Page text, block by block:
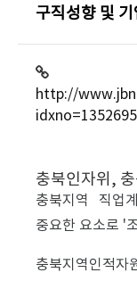
구직성향 및
http://
idxno=1352695
충북인자위,
충북지역 직업
중요한 요소로 '
충북지역인적자